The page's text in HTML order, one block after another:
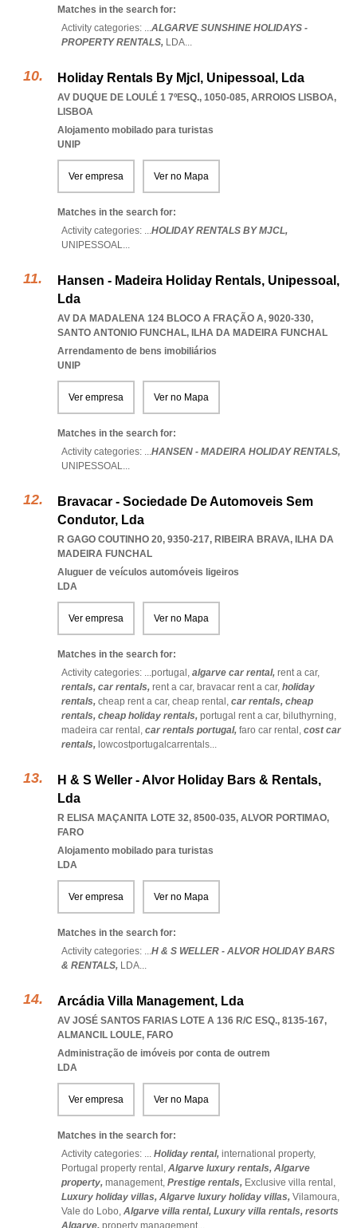
Matches in the search for:
Activity categories: ...ALGARVE SUNSHINE HOLIDAYS -
PROPERTY RENTALS, LDA...
Holiday Rentals By Mjcl, Unipessoal, Lda
AV DUQUE DE LOULÉ 1 7ºESQ., 1050-085, ARROIOS LISBOA,
LISBOA
Alojamento mobilado para turistas
UNIP
Ver empresa Ver no Mapa
Matches in the search for:
Activity categories: ...HOLIDAY RENTALS BY MJCL,
UNIPESSOAL...
Hansen - Madeira Holiday Rentals, Unipessoal,
Lda
AV DA MADALENA 124 BLOCO A FRAÇÃO A, 9020-330,
SANTO ANTONIO FUNCHAL, ILHA DA MADEIRA FUNCHAL
Arrendamento de bens imobiliários
UNIP
Ver empresa Ver no Mapa
Matches in the search for:
Activity categories: ...HANSEN - MADEIRA HOLIDAY RENTALS,
UNIPESSOAL...
Bravacar - Sociedade De Automoveis Sem
Condutor, Lda
R GAGO COUTINHO 20, 9350-217, RIBEIRA BRAVA, ILHA DA
MADEIRA FUNCHAL
Aluguer de veículos automóveis ligeiros
LDA
Ver empresa Ver no Mapa
Matches in the search for:
Activity categories: ...portugal, algarve car rental, rent a car,
rentals, car rentals, rent a car, bravacar rent a car, holiday
rentals, cheap rent a car, cheap rental, car rentals, cheap
rentals, cheap holiday rentals, portugal rent a car, biluthyrning,
madeira car rental, car rentals portugal, faro car rental, cost car
rentals, lowcostportugalcarrentals...
H & S Weller - Alvor Holiday Bars & Rentals,
Lda
R ELISA MAÇANITA LOTE 32, 8500-035, ALVOR PORTIMAO,
FARO
Alojamento mobilado para turistas
LDA
Ver empresa Ver no Mapa
Matches in the search for:
Activity categories: ...H & S WELLER - ALVOR HOLIDAY BARS
& RENTALS, LDA...
Arcádia Villa Management, Lda
AV JOSÉ SANTOS FARIAS LOTE A 136 R/C ESQ., 8135-167,
ALMANCIL LOULE, FARO
Administração de imóveis por conta de outrem
LDA
Ver empresa Ver no Mapa
Matches in the search for:
Activity categories: ... Holiday rental, international property,
Portugal property rental, Algarve luxury rentals, Algarve
property, management, Prestige rentals, Exclusive villa rental,
Luxury holiday villas, Algarve luxury holiday villas, Vilamoura,
Vale do Lobo, Algarve villa rental, Luxury villa rentals, resorts
Algarve, property management...